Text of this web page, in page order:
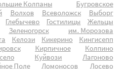
Колпаны
Бугровское
Волхов Всеволожск
Выборг
Глебычево Гостилицы
Жельцы
Зеленогорск
им. Морозова
Келози Кикерино
Кингисепп
Кирпичное
Колпино
Куйвози
Лагоново
Поле Ломоносов
Лосево